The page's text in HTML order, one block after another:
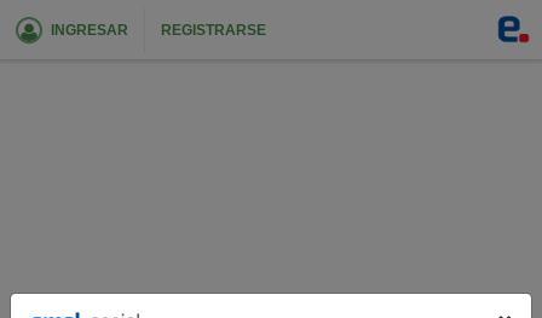
INGRESAR REGISTRARSE